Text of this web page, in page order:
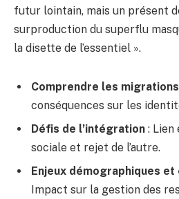
futur lointain, mais un présent
surproduction du superflu
la disette de l’essentiel ».
Comprendre les migrations
conséquences sur les
Défis de l’intégration :
sociale et rejet de l’autre.
Enjeux démographiques et
Impact sur la gestion des